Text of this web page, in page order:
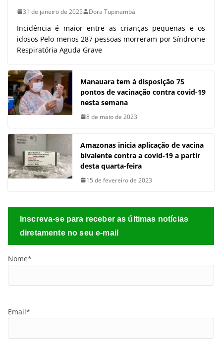
31 de janeiro de 2025 Dora Tupinambá
Incidência é maior entre as crianças pequenas e os
idosos Pelo menos 287 pessoas morreram por Síndrome
Respiratória Aguda Grave
Manauara tem à disposição 75
pontos de vacinação contra covid-19
nesta semana
8 de maio de 2023
Amazonas inicia aplicação de vacina
bivalente contra a covid-19 a partir
desta quarta-feira
15 de fevereiro de 2023
Inscreva-se para receber as últimas notícias
diretamente no seu e-mail
Nome*
Email*